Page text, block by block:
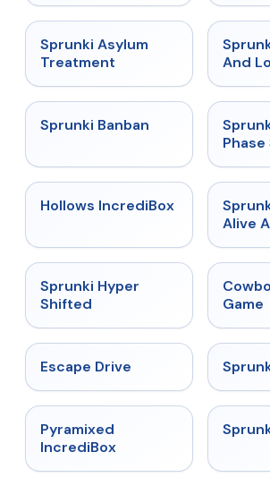
★
Sprunki Asylum
Treatment
And
★
Sprunki Banban
Phase
★ 4.3
Hollows IncrediBox
Alive
★
Sprunki Hyper
Shifted
Game
Escape Drive
Pyramixed
IncrediBox